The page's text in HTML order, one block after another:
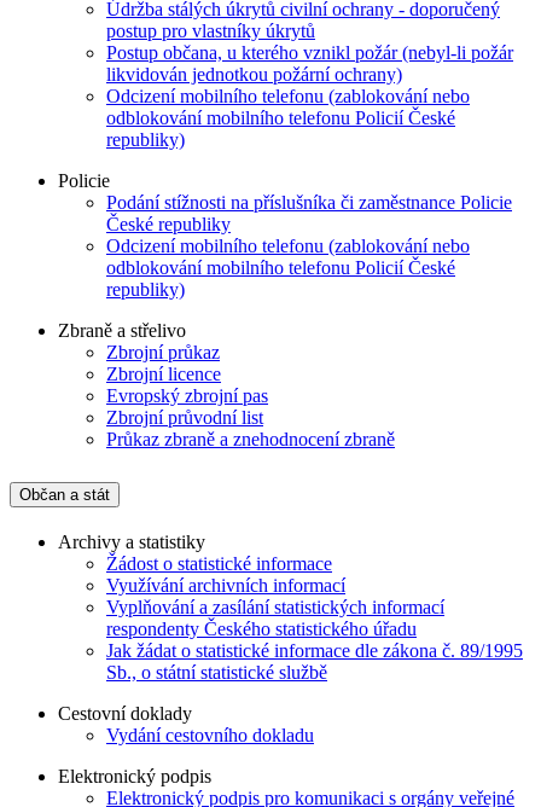
Údržba stálých úkrytů civilní ochrany - doporučený
postup pro vlastníky úkrytů
Postup občana, u kterého vznikl požár (nebyl-li požár
likvidován jednotkou požární ochrany)
Odcizení mobilního telefonu (zablokování nebo
odblokování mobilního telefonu Policií České
republiky)
Policie
Podání stížnosti na příslušníka či zaměstnance Policie
České republiky
Odcizení mobilního telefonu (zablokování nebo
odblokování mobilního telefonu Policií České
republiky)
Zbraně a střelivo
Zbrojní průkaz
Zbrojní licence
Evropský zbrojní pas
Zbrojní průvodní list
Průkaz zbraně a znehodnocení zbraně
Občan a stát
Archivy a statistiky
Žádost o statistické informace
Využívání archivních informací
Vyplňování a zasílání statistických informací
respondenty Českého statistického úřadu
Jak žádat o statistické informace dle zákona č. 89/1995
Sb., o státní statistické službě
Cestovní doklady
Vydání cestovního dokladu
Elektronický podpis
Elektronický podpis pro komunikaci s orgány veřejné